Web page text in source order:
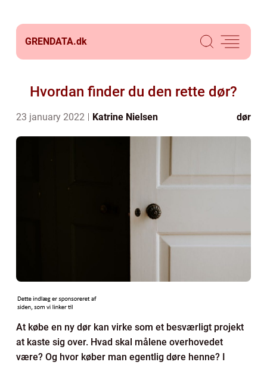
GRENDATA.dk
Hvordan finder du den rette dør?
23 january 2022 Katrine Nielsen dør
At købe en ny dør kan virke som et besværligt projekt
at kaste sig over. Hvad skal målene overhovedet
være? Og hvor køber man egentlig døre henne? I